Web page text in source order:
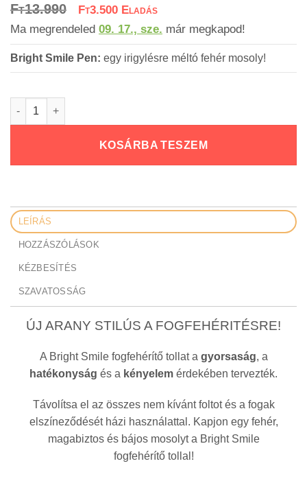
az 5-ből,
értékelés alapján
Ft13.990
price
was:
Ft3.500
price
is:
Ma megrendeled 09. 17., sze. már megkapod!
Bright Smile Pen: egy irigylésre méltó fehér mosoly!
Bright Smile Pen - Fogfehérítés mennyiség
KOSÁRBA TESZEM
LEÍRÁS
HOZZÁSZÓLÁSOK
KÉZBESÍTÉS
SZAVATOSSÁG
ÚJ ARANY STILÚS A FOGFEHÉRITÉSRE!
A Bright Smile fogfehérítő tollat a gyorsaság, a
hatékonyság és a kényelem érdekében tervezték.
Távolítsa el az összes nem kívánt foltot és a fogak
elszíneződését házi használattal. Kapjon egy fehér,
magabiztos és bájos mosolyt a Bright Smile
fogfehérítő tollal!